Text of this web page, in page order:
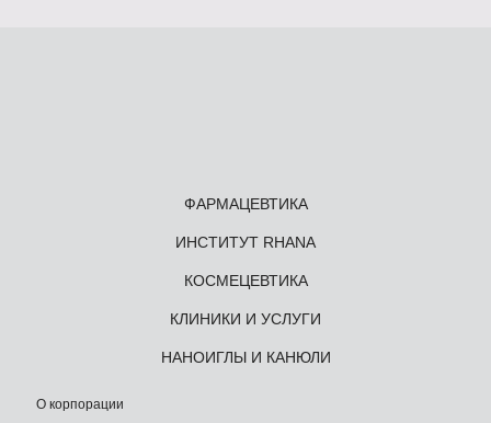
ФАРМАЦЕВТИКА
ИНСТИТУТ RHANA
КОСМЕЦЕВТИКА
КЛИНИКИ И УСЛУГИ
НАНОИГЛЫ И КАНЮЛИ
О корпорации